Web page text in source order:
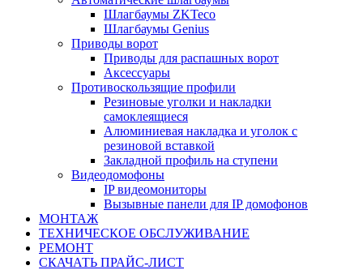
Шлагбаумы ZKTeco
Шлагбаумы Genius
Приводы ворот
Приводы для распашных ворот
Аксессуары
Противоскользящие профили
Резиновые уголки и накладки
самоклеящиеся
Алюминиевая накладка и уголок с
резиновой вставкой
Закладной профиль на ступени
Видеодомофоны
IP видеомониторы
Вызывные панели для IP домофонов
МОНТАЖ
ТЕХНИЧЕСКОЕ ОБСЛУЖИВАНИЕ
РЕМОНТ
СКАЧАТЬ ПРАЙС-ЛИСТ